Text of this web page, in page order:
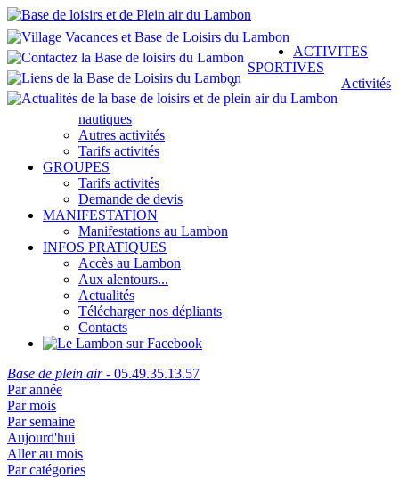
ACTIVITES
SPORTIVES
Activités
nautiques
Autres activités
Tarifs activités
GROUPES
Tarifs activités
Demande de devis
MANIFESTATION
Manifestations au Lambon
INFOS PRATIQUES
Accès au Lambon
Aux alentours...
Actualités
Télécharger nos dépliants
Contacts
Base de plein air- 05.49.35.13.57
Par année
Par mois
Par semaine
Aujourd'hui
Aller au mois
Par catégories